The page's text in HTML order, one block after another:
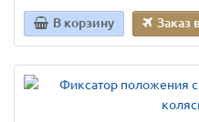
В корзину Заказ